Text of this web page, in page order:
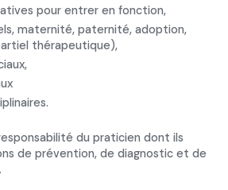
pour entrer en fonction,
maternité, paternité, adoption,
thérapeutique),
du praticien dont ils
de prévention, de diagnostic et de